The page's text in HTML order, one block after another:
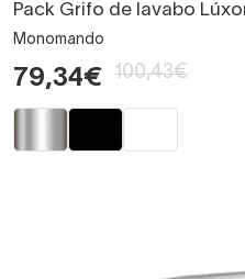
Pack Grifo de lavabo
Monomando
79,34€ 100,43€